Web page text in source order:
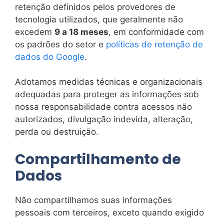
retenção definidos pelos provedores de
tecnologia utilizados, que geralmente não
excedem 9 a 18 meses, em conformidade com
os padrões do setor e políticas de retenção de
dados do Google.
Adotamos medidas técnicas e organizacionais
adequadas para proteger as informações sob
nossa responsabilidade contra acessos não
autorizados, divulgação indevida, alteração,
perda ou destruição.
Compartilhamento de
Dados
Não compartilhamos suas informações
pessoais com terceiros, exceto quando exigido